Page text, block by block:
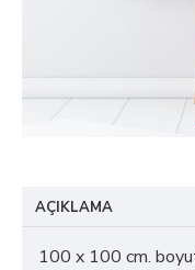
AÇIKLAMA
100 x 100 cm.